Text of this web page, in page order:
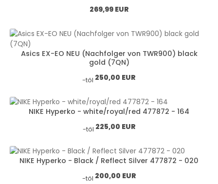
Normál ár:
269,99 EUR
Asics EX-EO NEU (Nachfolger von TWR900) black
gold (7QN)
Normál ár:
-től 250,00 EUR
NIKE Hyperko - white/royal/red 477872 - 164
Normál ár:
-től 225,00 EUR
NIKE Hyperko - Black / Reflect Silver 477872 - 020
Normál ár:
-től 200,00 EUR